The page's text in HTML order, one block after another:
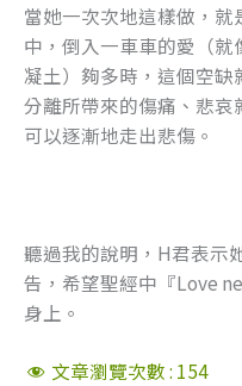
當她一次次地這樣做，
中，倒入一車車的愛（
凝土）夠多時，這個空
分離所帶來的傷痛、悲
可以逐漸地走出悲傷。
聽過我的說明，H君表示
告，希望聖經中『Love
身上。
文章瀏覽次數 : 154